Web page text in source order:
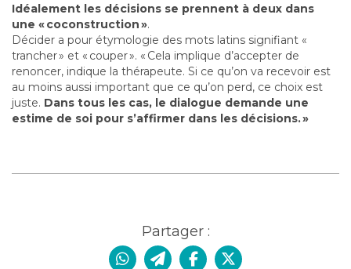
Idéalement les décisions se prennent à deux dans
une « coconstruction ».
Décider a pour étymologie des mots latins signifiant «
trancher » et « couper ». « Cela implique d’accepter de
renoncer, indique la thérapeute. Si ce qu’on va recevoir est
au moins aussi important que ce qu’on perd, ce choix est
juste. Dans tous les cas, le dialogue demande une
estime de soi pour s’affirmer dans les décisions. »
Partager :